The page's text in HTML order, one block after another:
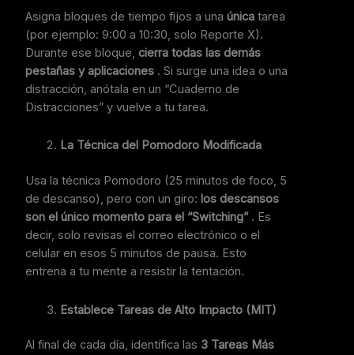
Asigna bloques de tiempo fijos a unaúnica tarea
(por ejemplo: 9:00 a 10:30, solo Reporte X).
Durante ese bloque,cierra todas las demás
pestañas y aplicaciones . Si surge una idea o una
distracción, anótala en un “Cuaderno de
Distracciones” y vuelve a tu tarea.
La Técnica del Pomodoro Modificada
Usa la técnica Pomodoro (25 minutos de foco, 5
de descanso), pero con un giro: los descansos
son el único momento para el “Switching”. Es
decir, solo revisas el correo electrónico o el
celular en esos 5 minutos de pausa. Esto
entrena a tu mente a resistir la tentación.
Establece Tareas de Alto Impacto (MIT)
Al final de cada día, identifica las 3 Tareas Más